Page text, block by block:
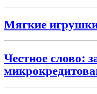
Мягкие
Честное слово: